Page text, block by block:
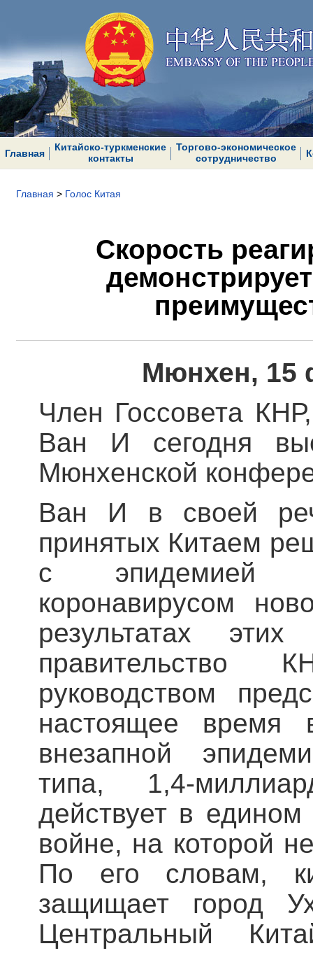
Главная
Китайско-туркменские
контакты
Торгово-экономическое
сотрудничество
Главная > Голос Китая
Скорость
Мюнхен, 15
Член Госсовета
Ван И сегодня
Мюнхенской
Ван И в своей
принятых Китаем
с эпидемией
коронавирусом
результатах
правительство
руководством
настоящее время
внезапной
типа, 1,4-
действует в
войне, на которой
По его словам,
защищает город
Центральный